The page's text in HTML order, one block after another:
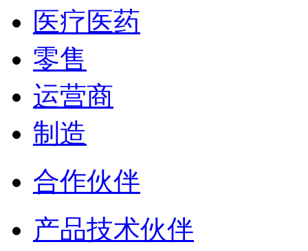
医疗医药
零售
运营商
制造
合作伙伴
产品技术伙伴